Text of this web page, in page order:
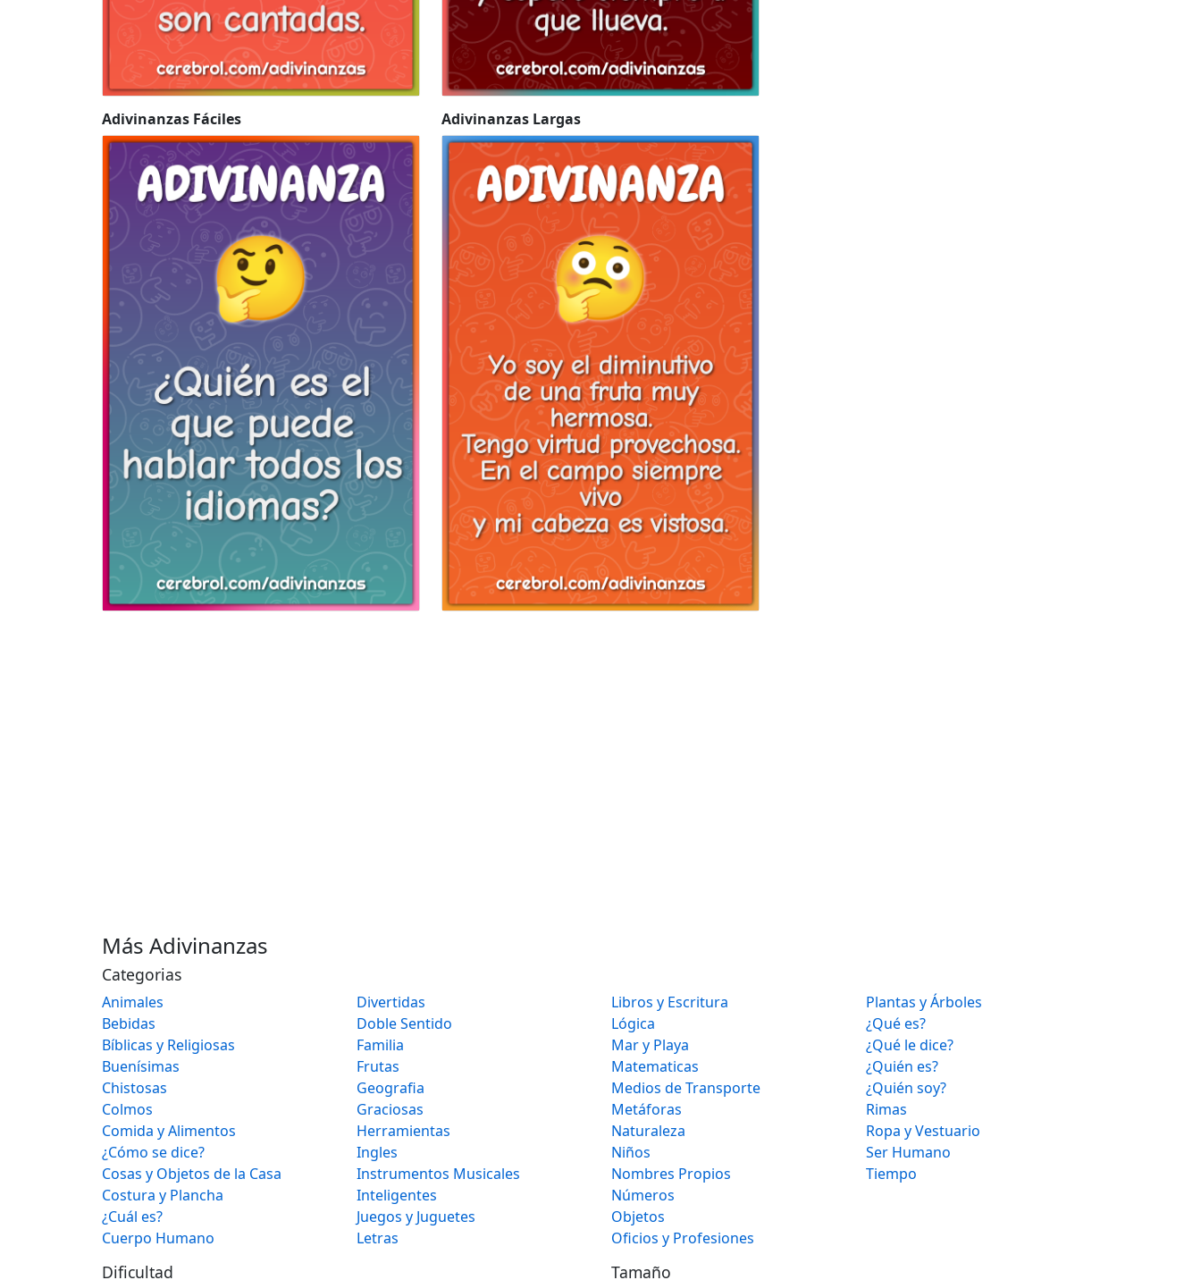
Adivinanzas Fáciles Adivinanzas Largas
Más Adivinanzas
Categorias
Animales
Bebidas
Bíblicas y Religiosas
Buenísimas
Chistosas
Colmos
Comida y Alimentos
¿Cómo se dice?
Cosas y Objetos de la Casa
Costura y Plancha
¿Cuál es?
Cuerpo Humano
Divertidas
Doble Sentido
Familia
Frutas
Geografia
Graciosas
Herramientas
Ingles
Instrumentos Musicales
Inteligentes
Juegos y Juguetes
Letras
Libros y Escritura
Lógica
Mar y Playa
Matematicas
Medios de Transporte
Metáforas
Naturaleza
Niños
Nombres Propios
Números
Objetos
Oficios y Profesiones
Plantas y Árboles
¿Qué es?
¿Qué le dice?
¿Quién es?
¿Quién soy?
Rimas
Ropa y Vestuario
Ser Humano
Tiempo
Dificultad Tamaño